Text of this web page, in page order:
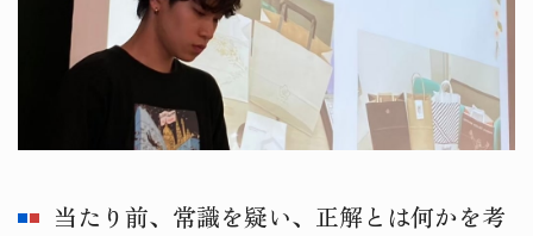
当たり前、常識を疑い、正解とは何かを考